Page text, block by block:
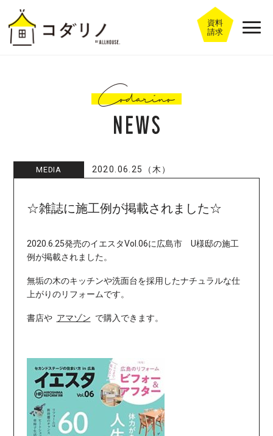
資料
請求
MEDIA 2020.06.25（木）
☆雑誌に施工例が掲載されました☆
2020.6.25発売のイエスタVol.06に広島市 U様邸の施工
例が掲載されました。
無垢の木のキッチンや洗面台を採用したナチュラルな仕
上がりのリフォームです。
書店や アマゾン で購入できます。